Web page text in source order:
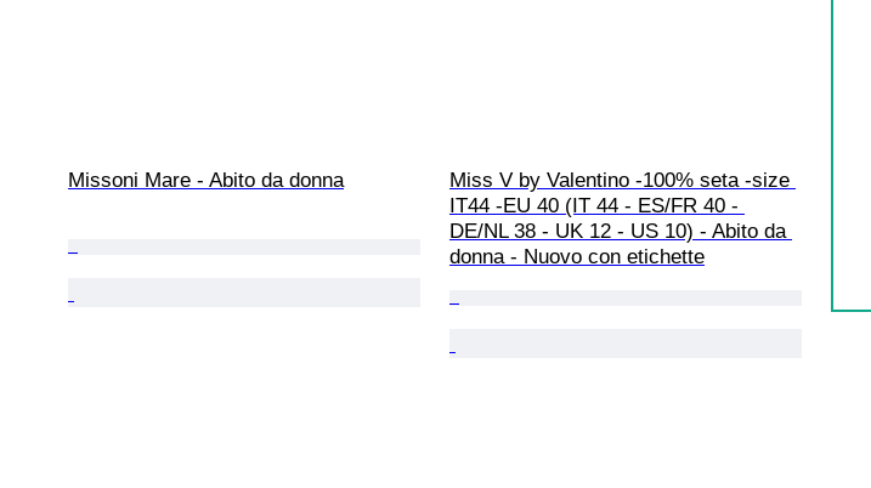
Missoni Mare - Abito da donna
Miss V by Valentino -100% seta -size
IT44 -EU 40 (IT 44 - ES/FR 40 -
DE/NL 38 - UK 12 - US 10) - Abito da
donna - Nuovo con etichette